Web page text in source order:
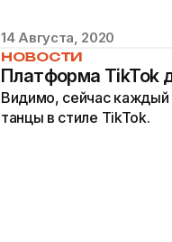
14 Августа, 2020
НОВОСТИ
Платформа TikTok
Видимо, сейчас каждый
танцы в стиле TikTok.